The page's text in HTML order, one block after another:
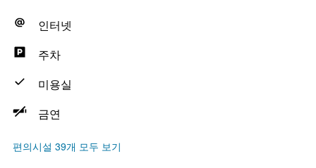
인터넷
주차
미용실
금연
편의시설 39개 모두 보기